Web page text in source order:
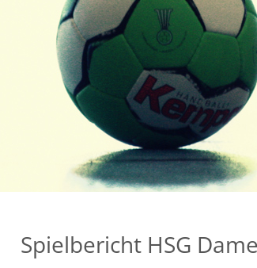
ALLE AUSWÄHLEN
Spielbericht HSG